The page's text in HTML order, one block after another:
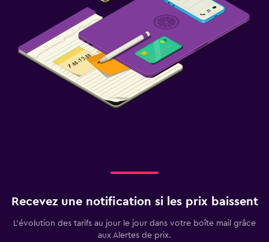
Recevez une notification si les prix baissent
L’évolution des tarifs au jour le jour dans votre boîte mail grâce
aux Alertes de prix.